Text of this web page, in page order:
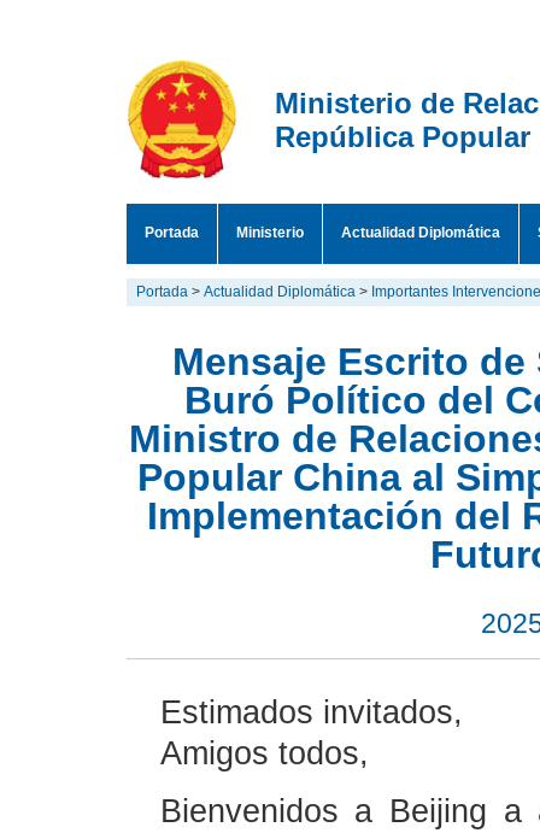
Ministerio de
República Popular
Portada Ministerio Actualidad Diplomática
Portada > Actualidad Diplomática > Importantes
Mensaje Escrito de
Buró Político del
Ministro de
Popular China al
Implementación del
Estimados invitados,
Amigos todos,
Bienvenidos a Beijing a